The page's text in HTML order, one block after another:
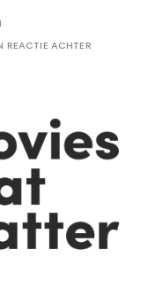
REACTIE ACHTER